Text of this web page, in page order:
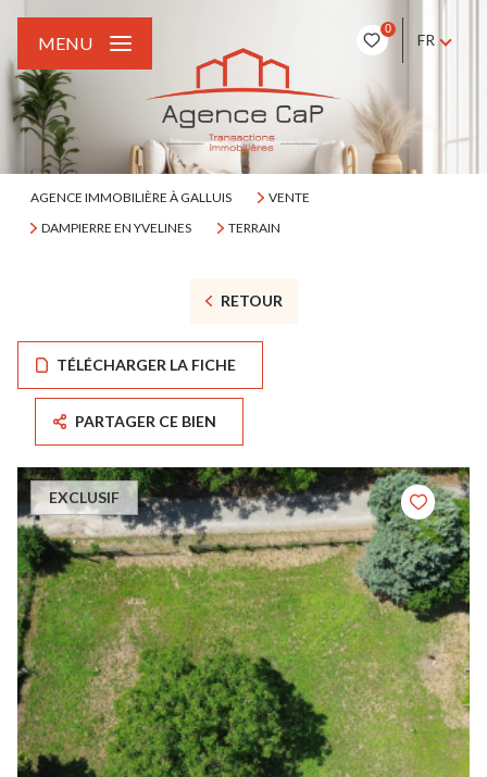
0
FR
MENU
AGENCE IMMOBILIÈRE À GALLUIS
VENTE
DAMPIERRE EN YVELINES
TERRAIN
RETOUR
TÉLÉCHARGER LA FICHE
PARTAGER CE BIEN
EXCLUSIF